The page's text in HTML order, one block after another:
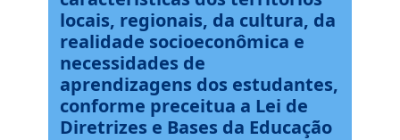
locais, regionais, da cultura, da
realidade socioeconômica e
necessidades de
aprendizagens dos estudantes,
conforme preceitua a Lei de
Diretrizes e Bases da Educação